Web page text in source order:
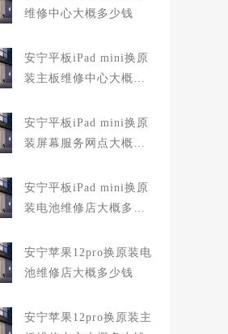
维修中心大概多少钱
安宁平板iPad mini换原
装主板维修中心大概多
安宁平板iPad mini换原
装屏幕服务网点大概多
安宁平板iPad mini换原
装电池维修店大概多少
安宁苹果12pro换原装电
池维修店大概多少钱
安宁苹果12pro换原装主